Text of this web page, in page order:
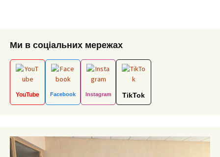
Ми в соціальних мережах
YouTube Facebook Instagram TikTok